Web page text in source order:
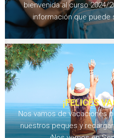
bienvenida al curso 2024/
información que puede
¡FELICES
Nos vamos de vacaciones
nuestros peques y